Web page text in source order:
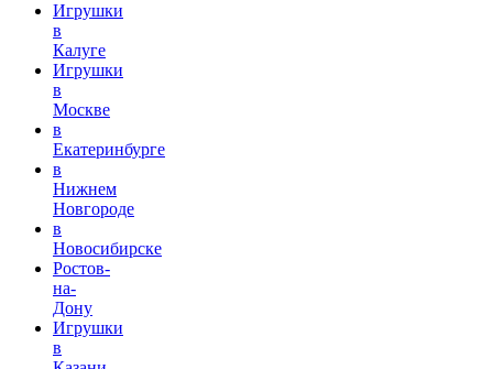
Игрушки
в
Калуге
Игрушки
в
Москве
в
Екатеринбурге
в
Нижнем
Новгороде
в
Новосибирске
Ростов-
на-
Дону
Игрушки
в